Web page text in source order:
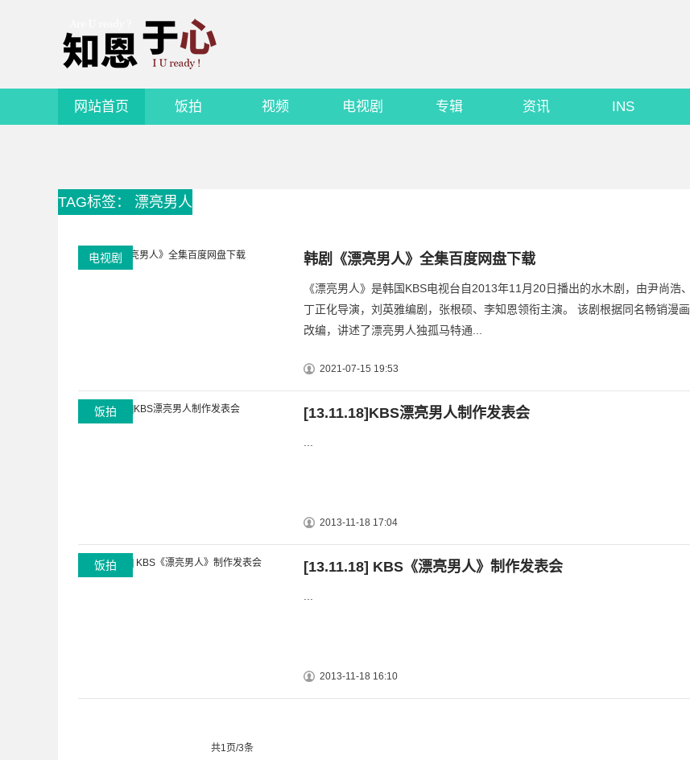
网站首页 饭拍 视频 电视剧 专辑 资讯 INS
TAG标签： 漂亮男人
电视剧 韩剧《漂亮男人》全集百度网盘下载
《漂亮男人》是韩国KBS电视台自2013年11月20日播出的水木剧，由尹尚浩、
丁正化导演，刘英雅编剧，张根硕、李知恩领衔主演。 该剧根据同名畅销漫画
改编，讲述了漂亮男人独孤马特通...
2021-07-15 19:53
饭拍 [13.11.18]KBS漂亮男人制作发表会
2013-11-18 17:04
饭拍 [13.11.18] KBS《漂亮男人》制作发表会
2013-11-18 16:10
共1页/3条